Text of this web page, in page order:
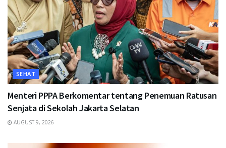
SEHAT
Menteri PPPA Berkomentar tentang Penemuan Ratusan
Senjata di Sekolah Jakarta Selatan
AUGUST 9, 2026